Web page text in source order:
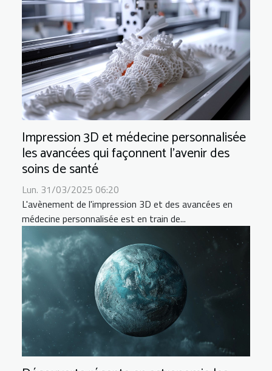
Impression 3D et médecine personnalisée
les avancées qui façonnent l'avenir des
soins de santé
Lun. 31/03/2025 06:20
L'avènement de l'impression 3D et des avancées en
médecine personnalisée est en train de...